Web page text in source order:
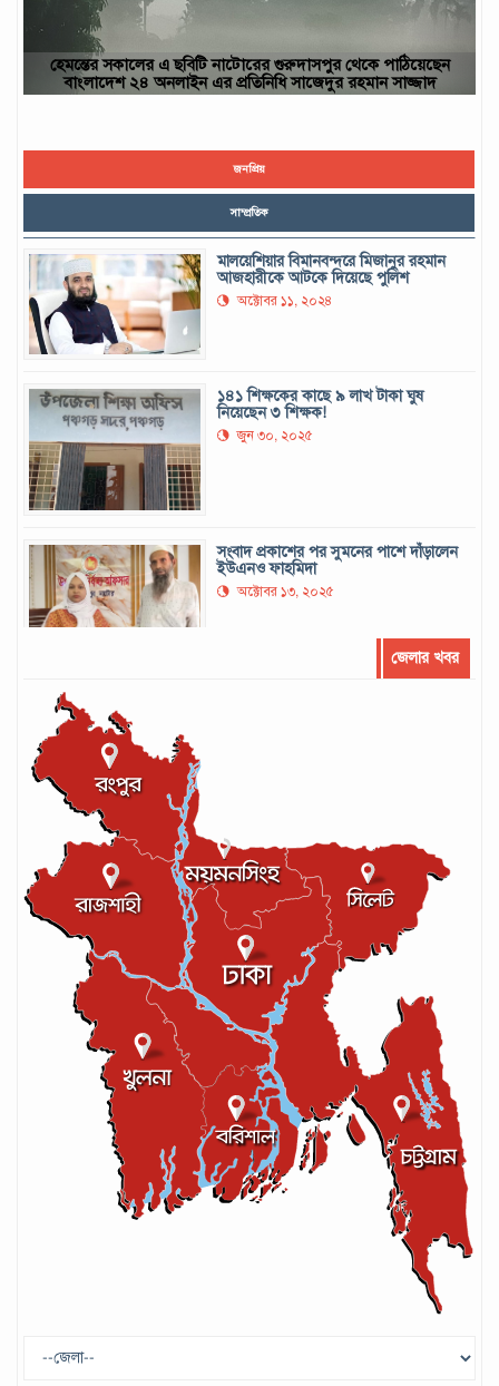
ছবিটি নওগাঁ জেলার রাণীনগর উপজেলার পারইল গ্রাম থেকে
ইউসুফ, নওগাঁ
জনপ্রিয়
সাম্প্রতিক
মালয়েশিয়ার বিমানবন্দরে মিজানুর রহমান
আজহারীকে আটকে দিয়েছে পুলিশ
অক্টোবর ১১, ২০২৪
১৪১ শিক্ষকের কাছে ৯ লাখ টাকা ঘুষ
নিয়েছেন ৩ শিক্ষক!
জুন ৩০, ২০২৫
সংবাদ প্রকাশের পর সুমনের পাশে দাঁড়ালেন
ইউএনও ফাহমিদা
অক্টোবর ১৩, ২০২৫
লঙ্কান কোচকে ২০ বছরের জন্য নিষিদ্ধ ঘোষণা
সেপ্টেম্বর ২০, ২০২৪
আইসিসির লেভেল-৩ কোচের স্বীকৃতি পেলেন
আশরাফুল
সেপ্টেম্বর ১৭, ২০২৪
গণপরিবহনে সেবার মান বাড়ানোর দাবি ইমনের
সেপ্টেম্বর ১৩, ২০২৪
ট্রাম্প প্রশাসন ছাড়ার ঘোষণা ধনকুবের ইলন
জেলার খবর